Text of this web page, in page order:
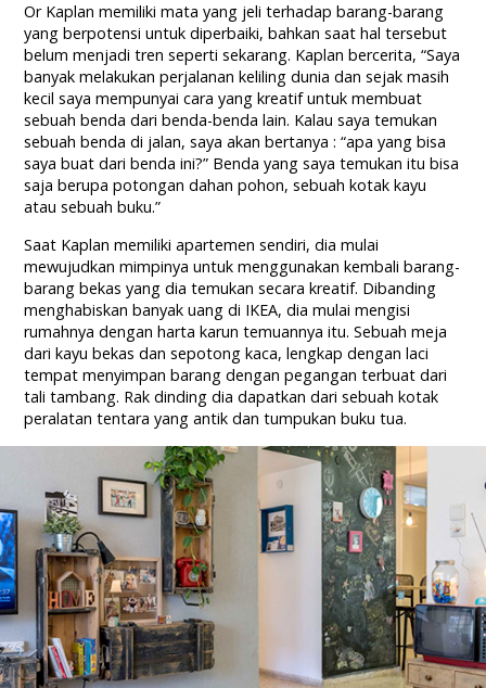
Or Kaplan memiliki mata yang jeli terhadap barang-barang
yang berpotensi untuk diperbaiki, bahkan saat hal tersebut
belum menjadi tren seperti sekarang. Kaplan bercerita, “Saya
banyak melakukan perjalanan keliling dunia dan sejak masih
kecil saya mempunyai cara yang kreatif untuk membuat
sebuah benda dari benda-benda lain. Kalau saya temukan
sebuah benda di jalan, saya akan bertanya : “apa yang bisa
saya buat dari benda ini?” Benda yang saya temukan itu bisa
saja berupa potongan dahan pohon, sebuah kotak kayu
atau sebuah buku.”
Saat Kaplan memiliki apartemen sendiri, dia mulai
mewujudkan mimpinya untuk menggunakan kembali barang-
barang bekas yang dia temukan secara kreatif. Dibanding
menghabiskan banyak uang di IKEA, dia mulai mengisi
rumahnya dengan harta karun temuannya itu. Sebuah meja
dari kayu bekas dan sepotong kaca, lengkap dengan laci
tempat menyimpan barang dengan pegangan terbuat dari
tali tambang. Rak dinding dia dapatkan dari sebuah kotak
peralatan tentara yang antik dan tumpukan buku tua.